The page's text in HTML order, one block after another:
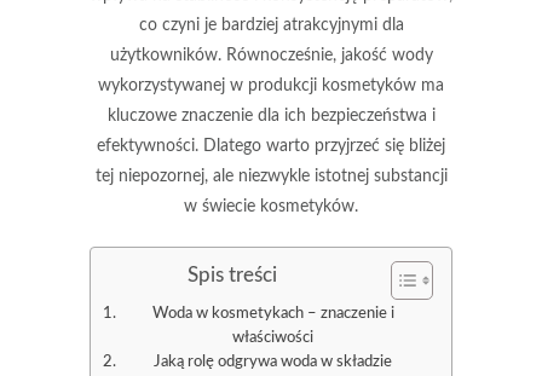
co czyni je bardziej atrakcyjnymi dla
użytkowników. Równocześnie, jakość wody
wykorzystywanej w produkcji kosmetyków ma
kluczowe znaczenie dla ich bezpieczeństwa i
efektywności. Dlatego warto przyjrzeć się bliżej
tej niepozornej, ale niezwykle istotnej substancji
w świecie kosmetyków.
Spis treści
Woda w kosmetykach – znaczenie i
właściwości
Jaką rolę odgrywa woda w składzie